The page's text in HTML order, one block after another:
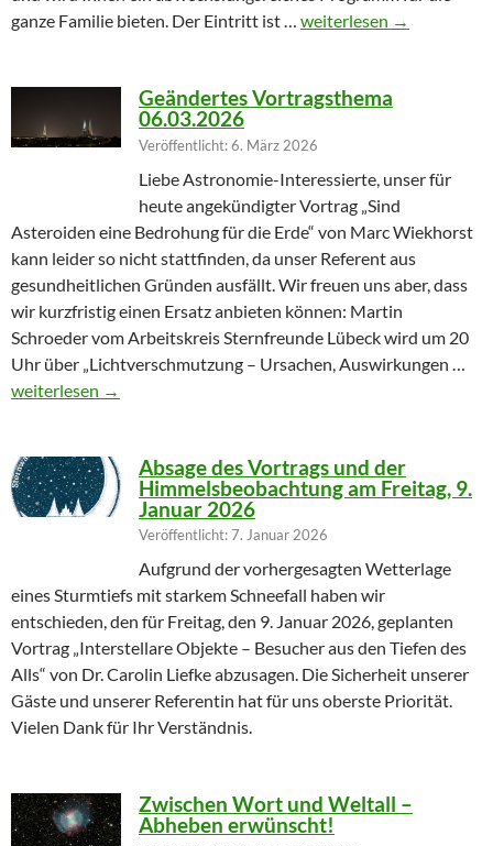
ganze Familie bieten. Der Eintritt ist … Winterprogramm endet
weiterlesen →
Geändertes Vortragsthema
06.03.2026
Veröffentlicht: 6. März 2026
Liebe Astronomie-Interessierte, unser für
heute angekündigter Vortrag „Sind
Asteroiden eine Bedrohung für die Erde“ von Marc Wiekhorst
kann leider so nicht stattfinden, da unser Referent aus
gesundheitlichen Gründen ausfällt. Wir freuen uns aber, dass
wir kurzfristig einen Ersatz anbieten können: Martin
Schroeder vom Arbeitskreis Sternfreunde Lübeck wird um 20
Uhr über „Lichtverschmutzung – Ursachen, Auswirkungen …
Geändertes Vortragsthema 06.03.2026
weiterlesen →
Absage des Vortrags und der
Himmelsbeobachtung am Freitag, 9.
Januar 2026
Veröffentlicht: 7. Januar 2026
Aufgrund der vorhergesagten Wetterlage
eines Sturmtiefs mit starkem Schneefall haben wir
entschieden, den für Freitag, den 9. Januar 2026, geplanten
Vortrag „Interstellare Objekte – Besucher aus den Tiefen des
Alls“ von Dr. Carolin Liefke abzusagen. Die Sicherheit unserer
Gäste und unserer Referentin hat für uns oberste Priorität.
Vielen Dank für Ihr Verständnis.
Zwischen Wort und Weltall –
Abheben erwünscht!